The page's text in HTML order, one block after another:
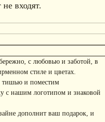
входят.
с любовью и заботой, в
стиле и цветах.
тишью и поместим
с нашим логотипом и знаковой
дополнит ваш подарок, и